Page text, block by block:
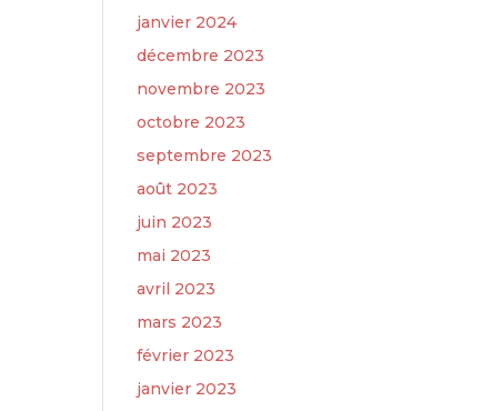
janvier 2024
décembre 2023
novembre 2023
octobre 2023
septembre 2023
août 2023
juin 2023
mai 2023
avril 2023
mars 2023
février 2023
janvier 2023